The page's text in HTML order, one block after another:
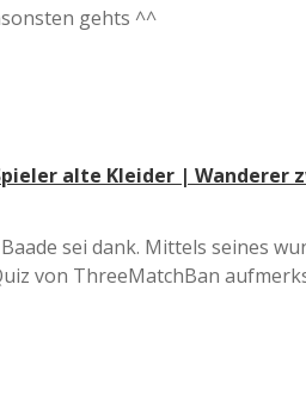
gehts ^^
alte Kleider | Wanderer
sei dank. Mittels seines
von ThreeMatchBan